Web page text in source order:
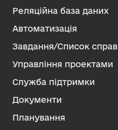
Реляційна база даних
Автоматизація
Завдання/Список справ
Управління проектами
Служба підтримки
Документи
Планування